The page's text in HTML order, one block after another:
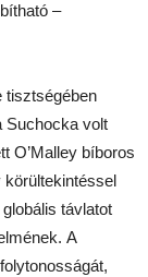
–
tisztségében
Suchocka volt
O’Malley bíboros
körültekintéssel
távlatot
A